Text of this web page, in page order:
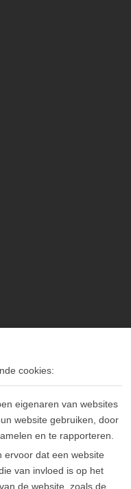
cookies:
eigenaren van websites
website gebruiken, door
en te rapporteren.
ervoor dat een website
van invloed is op het
de website, zoals de